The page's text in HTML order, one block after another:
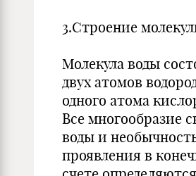
3.Строение
Молекула воды
двух атомов
одного атома
Все многообразие
воды и
проявления в